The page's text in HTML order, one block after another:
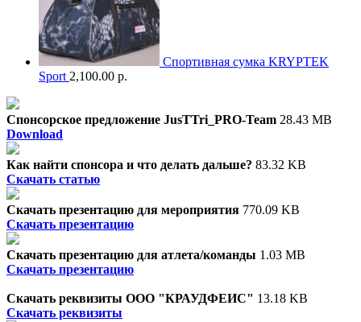
Спортивная сумка KRYPTEK
Sport 2,100.00 р.
Спонсорское предложение JusTTri_PRO-Team 28.43 MB
Download
Как найти спонсора и что делать дальше? 83.32 KB
Скачать статью
Скачать презентацию для мероприятия 770.09 KB
Скачать презентацию
Скачать презентацию для атлета/команды 1.03 MB
Скачать презентацию
Скачать реквизиты ООО "КРАУДФЕИС" 13.18 KB
Скачать реквизиты